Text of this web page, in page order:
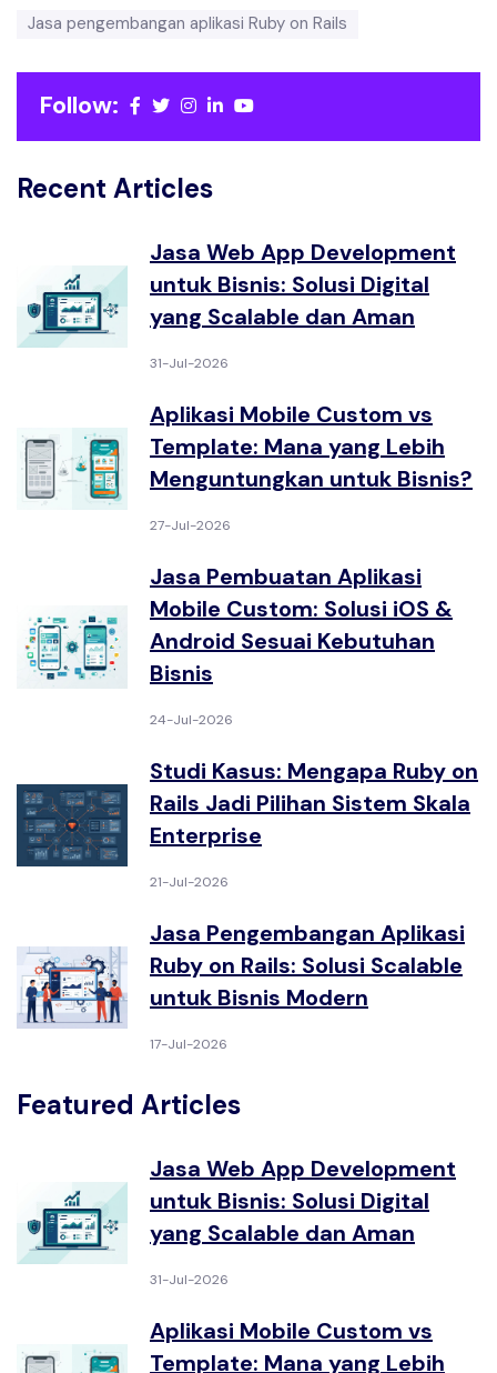
Jasa pengembangan aplikasi Ruby on Rails
Follow:
Recent Articles
Jasa Web App Development
untuk Bisnis: Solusi Digital
yang Scalable dan Aman
31-Jul-2026
Aplikasi Mobile Custom vs
Template: Mana yang Lebih
Menguntungkan untuk Bisnis?
27-Jul-2026
Jasa Pembuatan Aplikasi
Mobile Custom: Solusi iOS &
Android Sesuai Kebutuhan
Bisnis
24-Jul-2026
Studi Kasus: Mengapa Ruby on
Rails Jadi Pilihan Sistem Skala
Enterprise
21-Jul-2026
Jasa Pengembangan Aplikasi
Ruby on Rails: Solusi Scalable
untuk Bisnis Modern
17-Jul-2026
Featured Articles
Jasa Web App Development
untuk Bisnis: Solusi Digital
yang Scalable dan Aman
31-Jul-2026
Aplikasi Mobile Custom vs
Template: Mana yang Lebih